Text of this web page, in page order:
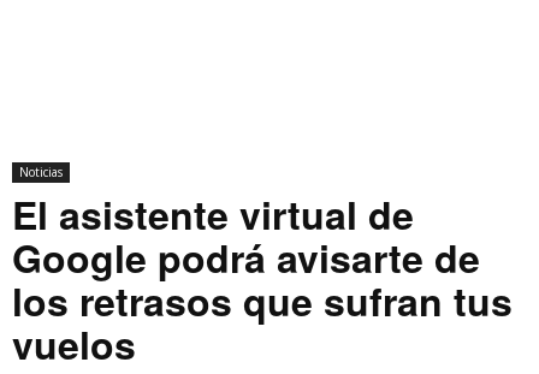
Noticias
El asistente virtual de
Google podrá avisarte de
los retrasos que sufran tus
vuelos